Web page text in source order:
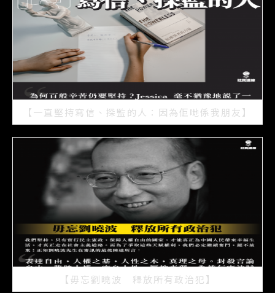
【一直堅持寫信、探監的人：因為佢哋係我朋友】
2021/07/15
【毋忘劉曉波 釋放所有政治犯】